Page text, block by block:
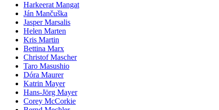
Harkeerat Mangat
Ján Mančuška
Jasper Marsalis
Helen Marten
Kris Martin
Bettina Marx
Christof Mascher
Taro Masushio
Dóra Maurer
Katrin Mayer
Hans-Jörg Mayer
Corey McCorkie